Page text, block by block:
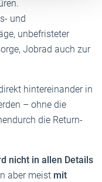
und
unbefristeter
Jobrad auch zur
hintereinander in
– ohne die
die Return-
nicht in allen Details
aber meist mit